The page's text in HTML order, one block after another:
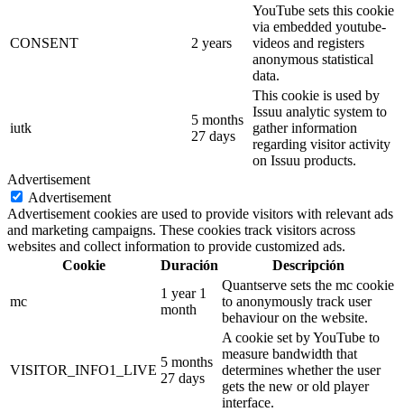
CONSENT 2 years
YouTube sets this cookie
via embedded youtube-
videos and registers
anonymous statistical
data.
iutk
5 months
27 days
This cookie is used by
Issuu analytic system to
gather information
regarding visitor activity
on Issuu products.
Advertisement
Advertisement
Advertisement cookies are used to provide visitors with relevant ads
and marketing campaigns. These cookies track visitors across
websites and collect information to provide customized ads.
Cookie
Duración Descripción
mc
1 year 1
month
Quantserve sets the mc cookie
to anonymously track user
behaviour on the website.
VISITOR_INFO1_LIVE
5 months
27 days
A cookie set by YouTube to
measure bandwidth that
determines whether the user
gets the new or old player
interface.